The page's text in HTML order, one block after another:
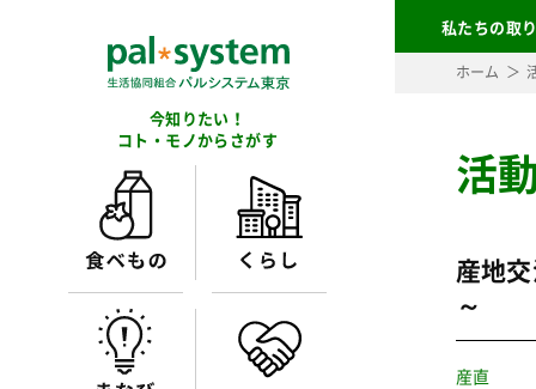
私たちの取
今知りたい！
コト・モノからさがす
ホーム
活
産地
～
産直